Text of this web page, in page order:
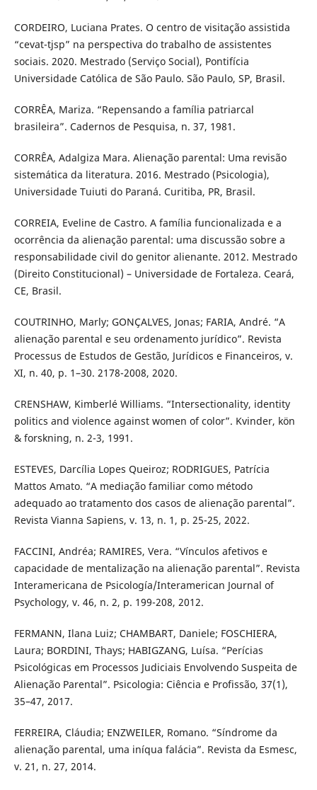
CORDEIRO, Luciana Prates. O centro de visitação assistida
“cevat-tjsp” na perspectiva do trabalho de assistentes
sociais. 2020. Mestrado (Serviço Social), Pontifícia
Universidade Católica de São Paulo. São Paulo, SP, Brasil.
CORRÊA, Mariza. “Repensando a família patriarcal
brasileira”. Cadernos de Pesquisa, n. 37, 1981.
CORRÊA, Adalgiza Mara. Alienação parental: Uma revisão
sistemática da literatura. 2016. Mestrado (Psicologia),
Universidade Tuiuti do Paraná. Curitiba, PR, Brasil.
CORREIA, Eveline de Castro. A família funcionalizada e a
ocorrência da alienação parental: uma discussão sobre a
responsabilidade civil do genitor alienante. 2012. Mestrado
(Direito Constitucional) – Universidade de Fortaleza. Ceará,
CE, Brasil.
COUTRINHO, Marly; GONÇALVES, Jonas; FARIA, André. “A
alienação parental e seu ordenamento jurídico”. Revista
Processus de Estudos de Gestão, Jurídicos e Financeiros, v.
XI, n. 40, p. 1–30. 2178-2008, 2020.
CRENSHAW, Kimberlé Williams. “Intersectionality, identity
politics and violence against women of color”. Kvinder, kön
& forskning, n. 2-3, 1991.
ESTEVES, Darcília Lopes Queiroz; RODRIGUES, Patrícia
Mattos Amato. “A mediação familiar como método
adequado ao tratamento dos casos de alienação parental”.
Revista Vianna Sapiens, v. 13, n. 1, p. 25-25, 2022.
FACCINI, Andréa; RAMIRES, Vera. “Vínculos afetivos e
capacidade de mentalização na alienação parental”. Revista
Interamericana de Psicología/Interamerican Journal of
Psychology, v. 46, n. 2, p. 199-208, 2012.
FERMANN, Ilana Luiz; CHAMBART, Daniele; FOSCHIERA,
Laura; BORDINI, Thays; HABIGZANG, Luísa. “Perícias
Psicológicas em Processos Judiciais Envolvendo Suspeita de
Alienação Parental”. Psicologia: Ciência e Profissão, 37(1),
35–47, 2017.
FERREIRA, Cláudia; ENZWEILER, Romano. “Síndrome da
alienação parental, uma iníqua falácia”. Revista da Esmesc,
v. 21, n. 27, 2014.